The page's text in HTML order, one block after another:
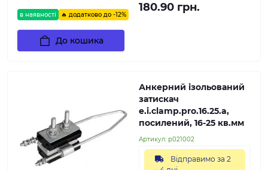
в наявності 🔥 додатково до -12%
180.90 грн.
До кошика
Анкерний ізольований
затискач
e.i.clamp.pro.16.25.a,
посилений, 16-25 кв.мм
Артикул: p021002
Відправимо за 2